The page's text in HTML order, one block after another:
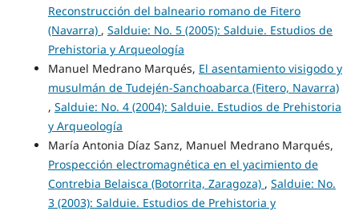
Reconstrucción del balneario romano de Fitero
(Navarra) , Salduie: No. 5 (2005): Salduie. Estudios de
Prehistoria y Arqueología
Manuel Medrano Marqués, El asentamiento visigodo y
musulmán de Tudején-Sanchoabarca (Fitero, Navarra)
, Salduie: No. 4 (2004): Salduie. Estudios de Prehistoria
y Arqueología
María Antonia Díaz Sanz, Manuel Medrano Marqués,
Prospección electromagnética en el yacimiento de
Contrebia Belaisca (Botorrita, Zaragoza) , Salduie: No.
3 (2003): Salduie. Estudios de Prehistoria y